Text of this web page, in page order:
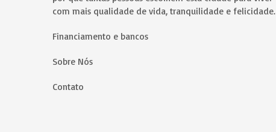
com mais qualidade de vida, tranquilidade e felicidade.
Financiamento e bancos
Sobre Nós
Contato